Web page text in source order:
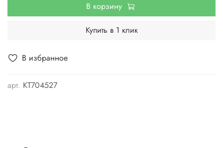
В избранное
арт. КТ704527
В корзину
Купить в 1 клик